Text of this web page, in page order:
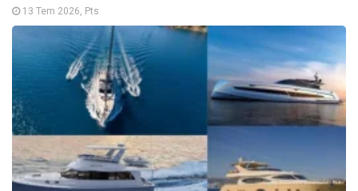
13 Tem 2026, Pts